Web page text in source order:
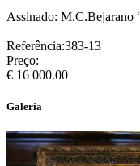
Assinado: M.C.Bejarano
Referência:383-13
Preço:
€ 16 000.00
Galeria